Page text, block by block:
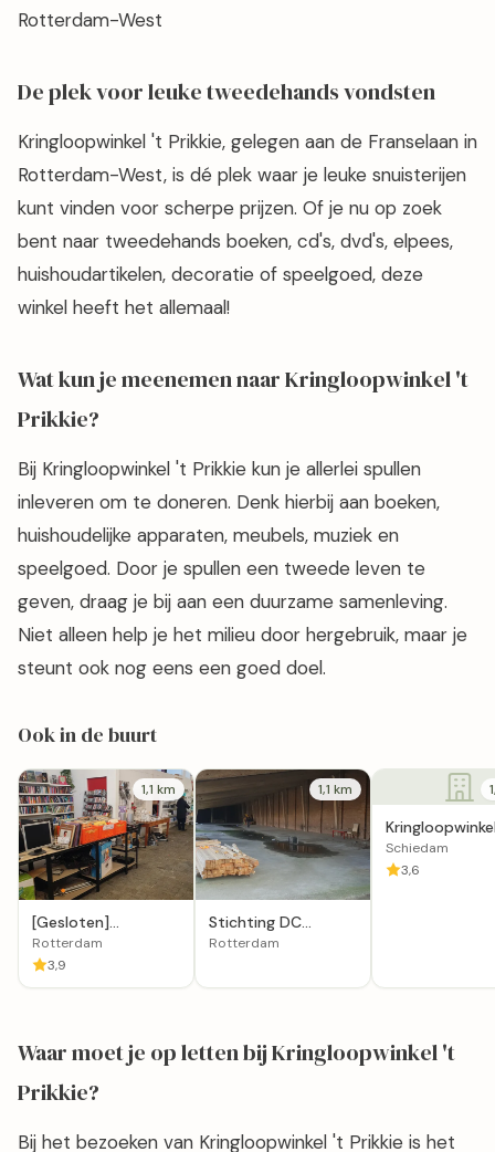
Rotterdam-West
De plek voor leuke tweedehands vondsten
Kringloopwinkel 't Prikkie, gelegen aan de Franselaan in
Rotterdam-West, is dé plek waar je leuke snuisterijen
kunt vinden voor scherpe prijzen. Of je nu op zoek
bent naar tweedehands boeken, cd's, dvd's, elpees,
huishoudartikelen, decoratie of speelgoed, deze
winkel heeft het allemaal!
Wat kun je meenemen naar Kringloopwinkel 't
Prikkie?
Bij Kringloopwinkel 't Prikkie kun je allerlei spullen
inleveren om te doneren. Denk hierbij aan boeken,
huishoudelijke apparaten, meubels, muziek en
speelgoed. Door je spullen een tweede leven te
geven, draag je bij aan een duurzame samenleving.
Niet alleen help je het milieu door hergebruik, maar je
steunt ook nog eens een goed doel.
Ook in de buurt
1,1 km
[Gesloten]
Kringloopwinkel
Stichting Keigoed in
Rotterdam
Rotterdam
3,9
1,1 km
Stichting DC
Community Market
Rotterdam
Molen in
Schiedam
3,6
Waar moet je op letten bij Kringloopwinkel 't
Prikkie?
Bij het bezoeken van Kringloopwinkel 't Prikkie is het